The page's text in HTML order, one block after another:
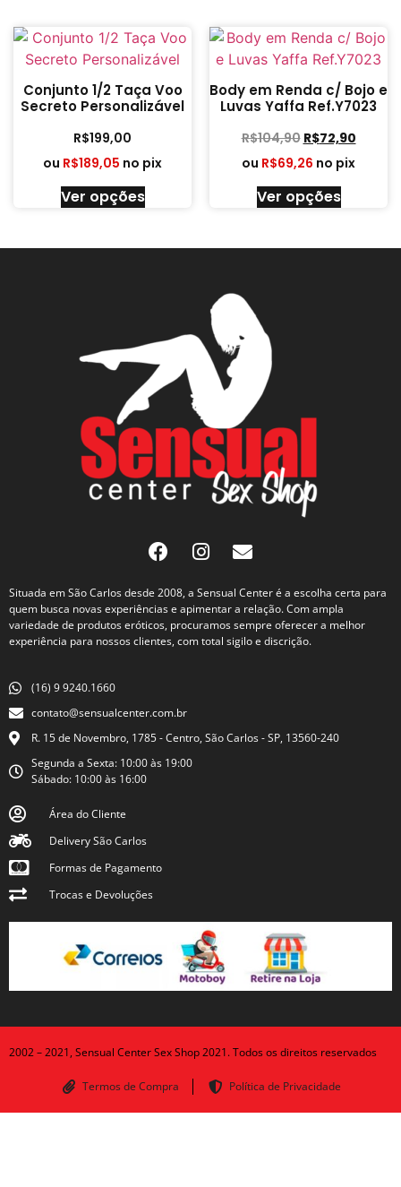
Conjunto 1/2 Taça Voo
Secreto Personalizável
R$199,00
ou R$189,05 no pix
Ver opções
Body em Renda c/ Bojo e
Luvas Yaffa Ref.Y7023
R$104,90 R$72,90
ou R$69,26 no pix
Ver opções
Situada em São Carlos desde 2008, a Sensual Center é a escolha certa para
quem busca novas experiências e apimentar a relação. Com ampla
variedade de produtos eróticos, procuramos sempre oferecer a melhor
experiência para nossos clientes, com total sigilo e discrição.
(16) 9 9240.1660
contato@sensualcenter.com.br
R. 15 de Novembro, 1785 - Centro, São Carlos - SP, 13560-240
Segunda a Sexta: 10:00 às 19:00
Sábado: 10:00 às 16:00
Área do Cliente
Delivery São Carlos
Formas de Pagamento
Trocas e Devoluções
2002 – 2021, Sensual Center Sex Shop 2021. Todos os direitos reservados
Termos de Compra Política de Privacidade